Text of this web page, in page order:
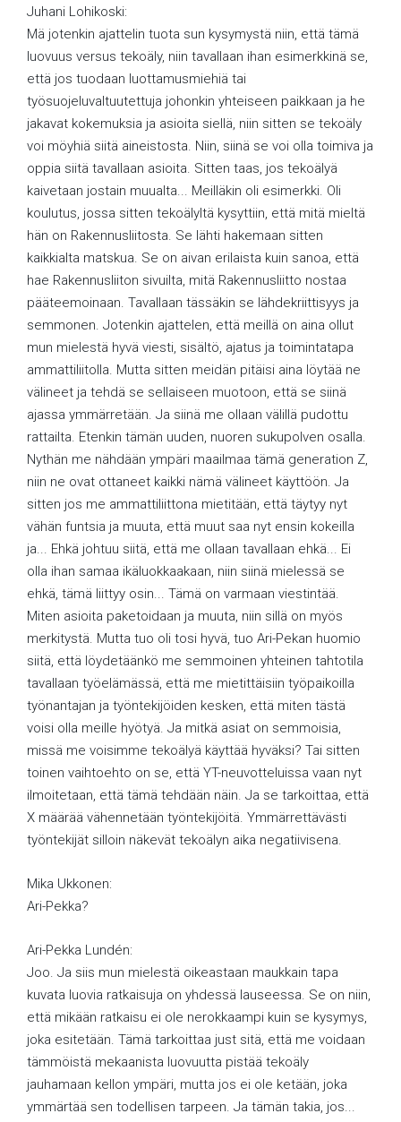
Juhani Lohikoski:
Mä jotenkin ajattelin tuota sun kysymystä niin, että tämä
luovuus versus tekoäly, niin tavallaan ihan esimerkkinä se,
että jos tuodaan luottamusmiehiä tai
työsuojeluvaltuutettuja johonkin yhteiseen paikkaan ja he
jakavat kokemuksia ja asioita siellä, niin sitten se tekoäly
voi möyhiä siitä aineistosta. Niin, siinä se voi olla toimiva ja
oppia siitä tavallaan asioita. Sitten taas, jos tekoälyä
kaivetaan jostain muualta... Meilläkin oli esimerkki. Oli
koulutus, jossa sitten tekoälyltä kysyttiin, että mitä mieltä
hän on Rakennusliitosta. Se lähti hakemaan sitten
kaikkialta matskua. Se on aivan erilaista kuin sanoa, että
hae Rakennusliiton sivuilta, mitä Rakennusliitto nostaa
pääteemoinaan. Tavallaan tässäkin se lähdekriittisyys ja
semmonen. Jotenkin ajattelen, että meillä on aina ollut
mun mielestä hyvä viesti, sisältö, ajatus ja toimintatapa
ammattiliitolla. Mutta sitten meidän pitäisi aina löytää ne
välineet ja tehdä se sellaiseen muotoon, että se siinä
ajassa ymmärretään. Ja siinä me ollaan välillä pudottu
rattailta. Etenkin tämän uuden, nuoren sukupolven osalla.
Nythän me nähdään ympäri maailmaa tämä generation Z,
niin ne ovat ottaneet kaikki nämä välineet käyttöön. Ja
sitten jos me ammattiliittona mietitään, että täytyy nyt
vähän funtsia ja muuta, että muut saa nyt ensin kokeilla
ja... Ehkä johtuu siitä, että me ollaan tavallaan ehkä... Ei
olla ihan samaa ikäluokkaakaan, niin siinä mielessä se
ehkä, tämä liittyy osin... Tämä on varmaan viestintää.
Miten asioita paketoidaan ja muuta, niin sillä on myös
merkitystä. Mutta tuo oli tosi hyvä, tuo Ari-Pekan huomio
siitä, että löydetäänkö me semmoinen yhteinen tahtotila
tavallaan työelämässä, että me mietittäisiin työpaikoilla
työnantajan ja työntekijöiden kesken, että miten tästä
voisi olla meille hyötyä. Ja mitkä asiat on semmoisia,
missä me voisimme tekoälyä käyttää hyväksi? Tai sitten
toinen vaihtoehto on se, että YT-neuvotteluissa vaan nyt
ilmoitetaan, että tämä tehdään näin. Ja se tarkoittaa, että
X määrää vähennetään työntekijöitä. Ymmärrettävästi
työntekijät silloin näkevät tekoälyn aika negatiivisena.
Mika Ukkonen:
Ari-Pekka?
Ari-Pekka Lundén:
Joo. Ja siis mun mielestä oikeastaan maukkain tapa
kuvata luovia ratkaisuja on yhdessä lauseessa. Se on niin,
että mikään ratkaisu ei ole nerokkaampi kuin se kysymys,
joka esitetään. Tämä tarkoittaa just sitä, että me voidaan
tämmöistä mekaanista luovuutta pistää tekoäly
jauhamaan kellon ympäri, mutta jos ei ole ketään, joka
ymmärtää sen todellisen tarpeen. Ja tämän takia, jos...